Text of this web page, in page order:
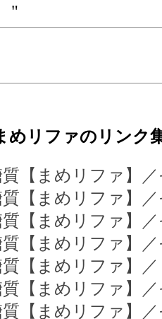
めリファのリンク
【まめリファ】
【まめリファ】
【まめリファ】
【まめリファ】
【まめリファ】
【まめリファ】
【まめリファ】